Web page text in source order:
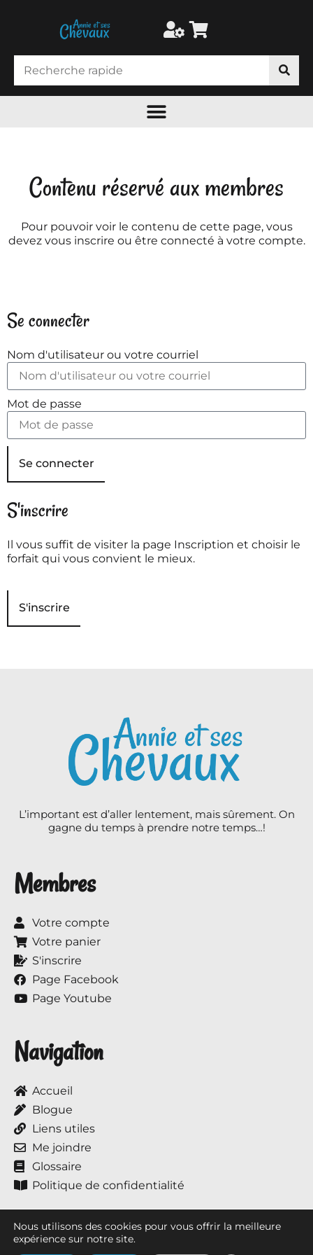
Contenu réservé aux membres
Pour pouvoir voir le contenu de cette page, vous
devez vous inscrire ou être connecté à votre compte.
Se connecter
Nom d'utilisateur ou votre courriel
Mot de passe
Se connecter
S'inscrire
Il vous suffit de visiter la page Inscription et choisir le
forfait qui vous convient le mieux.
S'inscrire
L’important est d’aller lentement, mais sûrement. On
gagne du temps à prendre notre temps…!
Membres
Votre compte
Votre panier
S'inscrire
Page Facebook
Page Youtube
Navigation
Accueil
Blogue
Liens utiles
Me joindre
Glossaire
Politique de confidentialité
Nous utilisons des cookies pour vous offrir la meilleure
expérience sur notre site.